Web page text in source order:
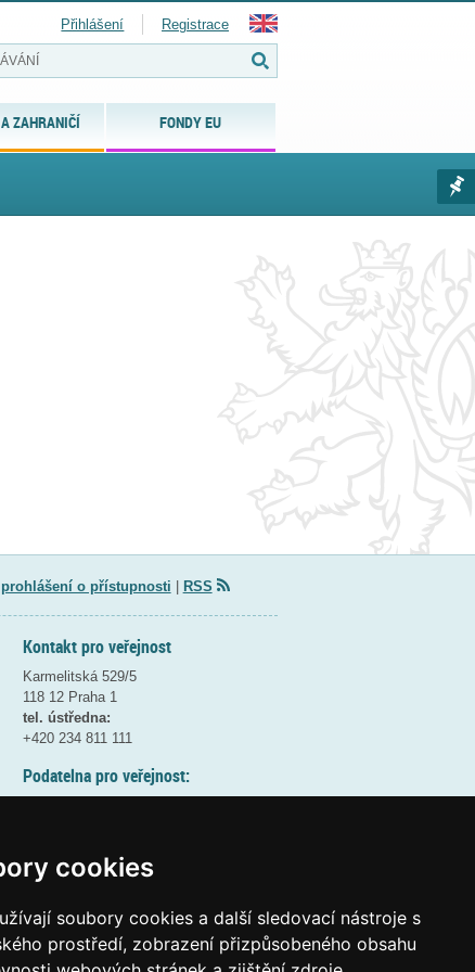
cookies
soubory cookies a další sledovací nástroje s
prostředí, zobrazení přizpůsobeného obsahu
ZAHRANIČÍ FONDY EU
Přihlášení Registrace
prohlášení o přístupnosti RSS
Kontakt pro veřejnost
Karmelitská 529/5
118 12 Praha 1
tel. ústředna:
+420 234 811 111
Podatelna pro veřejnost:
(více informací
Elektronická podatelna: